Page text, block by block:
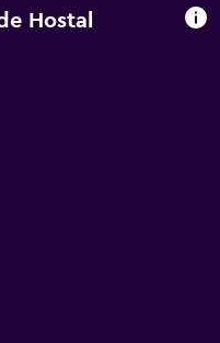
Hostal